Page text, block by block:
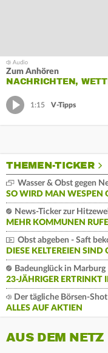
Zum Anhören
NACHRICHTEN,
1:15 V-Tipps
THEMEN-TICKER
Wasser & Obst gegen
SO WIRD MAN WESPEN
News-Ticker zur
MEHR KOMMUNEN
Obst abgeben - Saft
DIESE KELTEREIEN SIND
Badeunglück in Marburg
23-JÄHRIGER ERTRINKT
Der tägliche Börsen-Shot
ALLES AUF AKTIEN
AUS DEM NETZ